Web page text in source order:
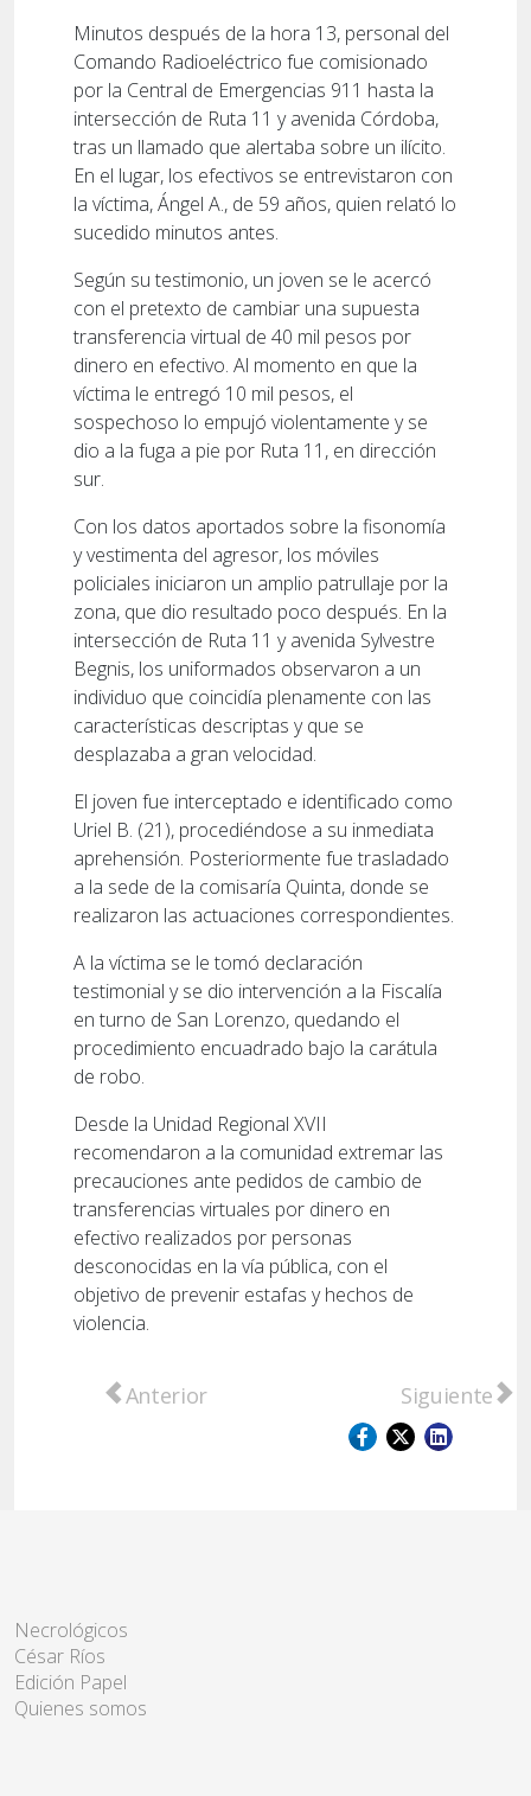
Minutos después de la hora 13, personal del
Comando Radioeléctrico fue comisionado
por la Central de Emergencias 911 hasta la
intersección de Ruta 11 y avenida Córdoba,
tras un llamado que alertaba sobre un ilícito.
En el lugar, los efectivos se entrevistaron con
la víctima, Ángel A., de 59 años, quien relató lo
sucedido minutos antes.
Según su testimonio, un joven se le acercó
con el pretexto de cambiar una supuesta
transferencia virtual de 40 mil pesos por
dinero en efectivo. Al momento en que la
víctima le entregó 10 mil pesos, el
sospechoso lo empujó violentamente y se
dio a la fuga a pie por Ruta 11, en dirección
sur.
Con los datos aportados sobre la fisonomía
y vestimenta del agresor, los móviles
policiales iniciaron un amplio patrullaje por la
zona, que dio resultado poco después. En la
intersección de Ruta 11 y avenida Sylvestre
Begnis, los uniformados observaron a un
individuo que coincidía plenamente con las
características descriptas y que se
desplazaba a gran velocidad.
El joven fue interceptado e identificado como
Uriel B. (21), procediéndose a su inmediata
aprehensión. Posteriormente fue trasladado
a la sede de la comisaría Quinta, donde se
realizaron las actuaciones correspondientes.
A la víctima se le tomó declaración
testimonial y se dio intervención a la Fiscalía
en turno de San Lorenzo, quedando el
procedimiento encuadrado bajo la carátula
de robo.
Desde la Unidad Regional XVII
recomendaron a la comunidad extremar las
precauciones ante pedidos de cambio de
transferencias virtuales por dinero en
efectivo realizados por personas
desconocidas en la vía pública, con el
objetivo de prevenir estafas y hechos de
violencia.
Artículo anterior: Detuvieron a un hombre
Anterior Artículo
Siguiente
Necrológicos
César Ríos
Edición Papel
Quienes somos